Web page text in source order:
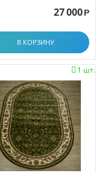
27 000 Р
В КОРЗИНУ
1 шт.
